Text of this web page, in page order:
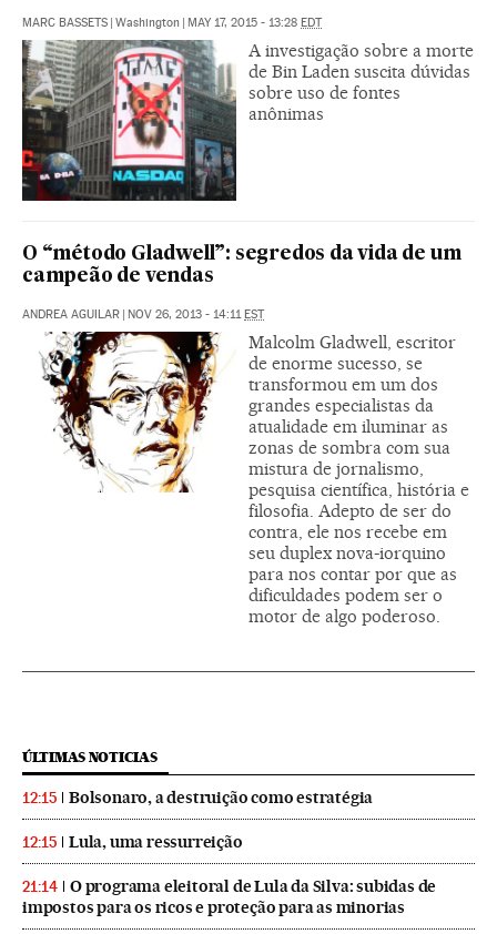
MARC BASSETS | Washington | MAY 17, 2015 - 13:28 EDT
A investigação sobre a morte
de Bin Laden suscita dúvidas
sobre uso de fontes
anônimas
O “método Gladwell”: segredos da vida de um
campeão de vendas
ANDREA AGUILAR | NOV 26, 2013 - 14:11EST
Malcolm Gladwell, escritor
de enorme sucesso, se
transformou em um dos
grandes especialistas da
atualidade em iluminar as
zonas de sombra com sua
mistura de jornalismo,
pesquisa científica, história e
filosofia. Adepto de ser do
contra, ele nos recebe em
seu duplex nova-iorquino
para nos contar por que as
dificuldades podem ser o
motor de algo poderoso.
ÚLTIMAS NOTICIAS
12:15 Bolsonaro, a destruição como estratégia
12:15 Lula, uma ressurreição
21:14
O programa eleitoral de Lula da Silva: subidas de
impostos para os ricos e proteção para as minorias